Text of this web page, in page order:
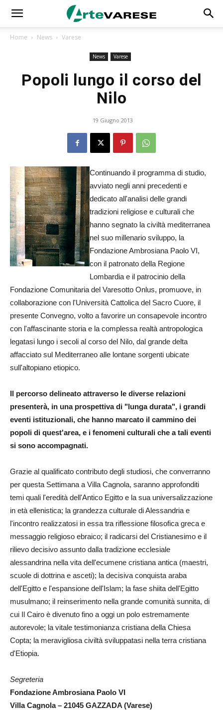
Home News Varese
News Varese
Popoli lungo il corso del
Nilo
19 Giugno 2013
Continuando il programma di studio,
avviato negli anni precedenti e
dedicato all'analisi delle grandi
tradizioni religiose e culturali che
hanno segnato la civiltà mediterranea
nel suo millenario sviluppo, la
Fondazione Ambrosiana Paolo VI,
con il patronato della Regione
Lombardia e il patrocinio della
Fondazione Comunitaria del Varesotto Onlus, promuove, in
collaborazione con l'Università Cattolica del Sacro Cuore, il
presente Convegno, volto a favorire un consapevole incontro
con l'affascinante storia e la complessa realtà antropologica
legatasi lungo i secoli al corso del Nilo, dal grande delta
affacciato sul Mediterraneo alle lontane sorgenti ubicate
sull'altopiano etiopico.
Il percorso delineato attraverso le diverse relazioni
presenterà, in una prospettiva di "lunga durata", i grandi
eventi istituzionali, che hanno marcato il cammino dei
popoli di quest'area, e i fenomeni culturali che a tali eventi
si sono accompagnati.
Grazie al qualificato contributo degli studiosi, che converranno
per questa Settimana a Villa Cagnola, saranno approfonditi
temi quali l'eredità dell'Antico Egitto e la sua universalizzazione
in età ellenistica; la grandezza culturale di Alessandria e
l'incontro realizzatosi in essa tra riflessione filosofica greca e
messaggio religioso ebraico; il radicarsi del Cristianesimo e il
rilievo decisivo assunto dalla tradizione ecclesiale
alessandrina nella vita dell'ecumene cristiana antica (maestri,
scuole di dottrina e asceti); la decisiva conquista araba
dell'Egitto e l'espansione dell'Islam; la fase shiita dell'Egitto
musulmano; il reinserimento nella grande comunità sunnita, di
cui Il Cairo è divenuto fino a oggi un polo estremamente
autorevole; la vitale testimonianza cristiana della Chiesa
Copta; la meravigliosa civiltà sviluppatasi nella terra cristiana
d'Etiopia.
Segreteria
Fondazione Ambrosiana Paolo VI
Villa Cagnola – 21045 GAZZADA (Varese)